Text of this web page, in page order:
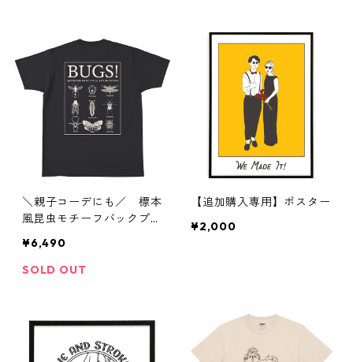
＼親子コーデにも／ 標本
風昆虫モチーフバックプリ
ク】
¥6,490
SOLD OUT
【追加購入専用】ポスター
¥2,000